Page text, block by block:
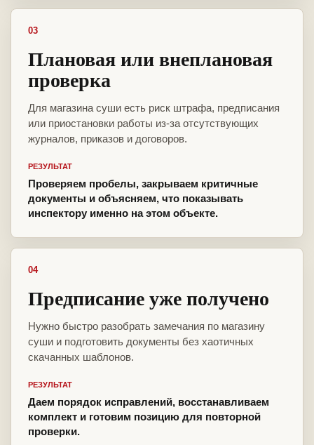
03
Плановая или внеплановая
проверка
Для магазина суши есть риск штрафа, предписания
или приостановки работы из-за отсутствующих
журналов, приказов и договоров.
РЕЗУЛЬТАТ
Проверяем пробелы, закрываем критичные
документы и объясняем, что показывать
инспектору именно на этом объекте.
04
Предписание уже получено
Нужно быстро разобрать замечания по магазину
суши и подготовить документы без хаотичных
скачанных шаблонов.
РЕЗУЛЬТАТ
Даем порядок исправлений, восстанавливаем
комплект и готовим позицию для повторной
проверки.